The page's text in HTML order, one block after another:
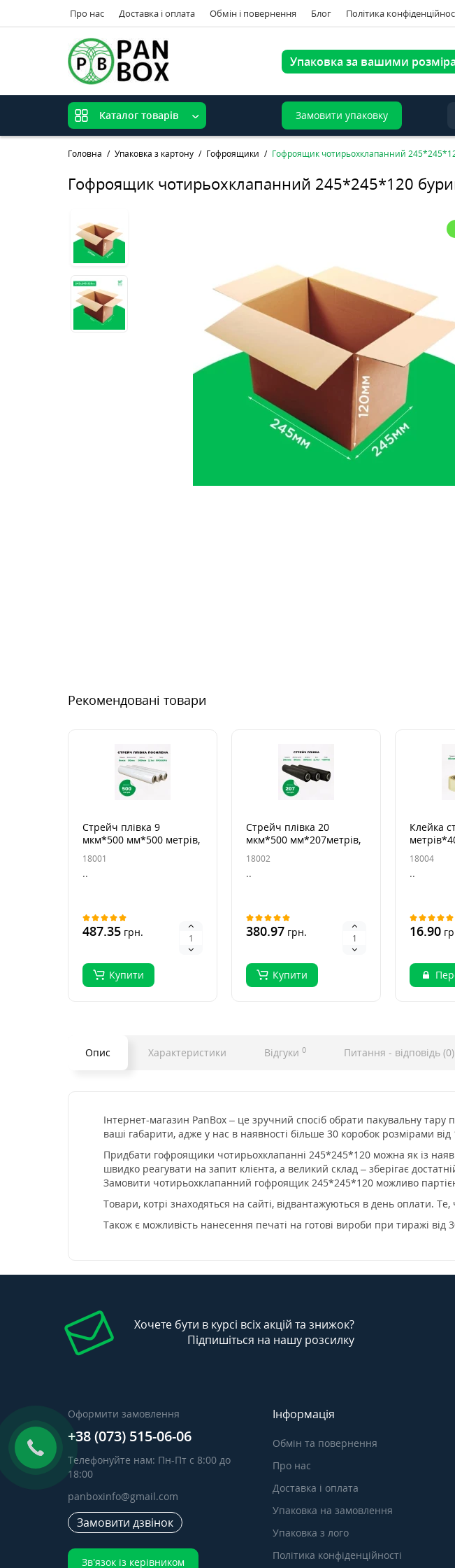
Про нас Доставка і оплата Обмін і повернення Блог Політика
Упаковка за вашими
Каталог товарів Замовити упаковку
Головна Упаковка з картону Гофроящики Гофроящик чотирьохклапанний
Гофроящик чотирьохклапанний 245*245*120
Рекомендовані товари
Стрейч плівка 9
мкм*500 мм*500 метрів,
2,1 кг брутто посилена
прозора
18001
..
487.35 грн.
Купити
Стрейч плівка 20
мкм*500 мм*207метрів,
2,1 кг брутто чорна
18002
..
380.97 грн.
Купити
Клейка
18004
..
16.90
Опис Характеристики Відгуки 0 Питання - відповідь (0)
Інтернет-магазин PanBox – це зручний спосіб обрати пакувальну
ваші габарити, адже у нас в наявності більше 30 коробок розмірами
Придбати гофроящики чотирьохклапанні 245*245*120 можна як із
швидко реагувати на запит клієнта, а великий склад – зберігає
Замовити чотирьохклапанний гофроящик 245*245*120 можливо
Товари, котрі знаходяться на сайті, відвантажуються в день оплати.
Також є можливість нанесення печаті на готові вироби при тиражі від
Хочете бути в курсі всіх акцій та знижок?
Підпишіться на нашу розсилку
Оформити замовлення
+38 (073) 515-06-06
Телефонуйте нам: Пн-Пт с 8:00 до
18:00
panboxinfo@gmail.com
Замовити дзвінок
Зв’язок із керівником
Інформація
Обмін та повернення
Про нас
Доставка і оплата
Упаковка на замовлення
Упаковка з лого
Політика конфіденційності